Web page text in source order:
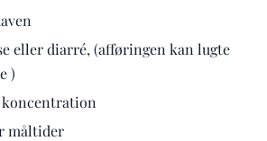
eller diarré, (afføringen kan lugte
)
koncentration
måltider